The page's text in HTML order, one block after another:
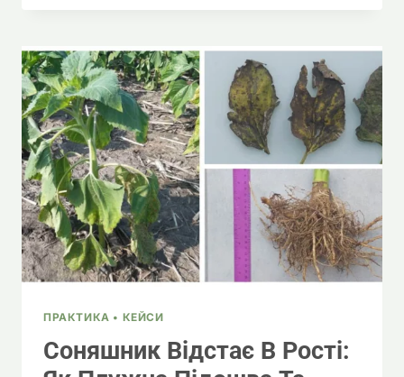
ЧОМУ
БЕЗ
НЕЇ
АЗОТ
НЕ
ПРАЦЮЄ
ПРАКТИКА • КЕЙСИ
Соняшник Відстає В Рості: